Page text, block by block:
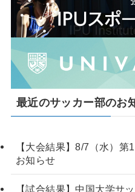
最近のサッカー部のお
【大会結果】8/7（水）
お知らせ
【試合結果】中国大学サ